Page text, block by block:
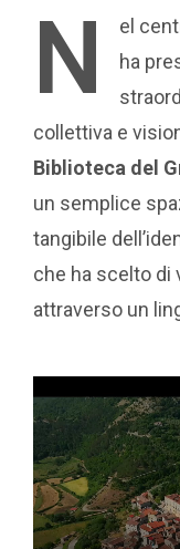
N el
ha
collettiva e
Biblioteca del
un semplice
tangibile
che ha scelto di
attraverso un